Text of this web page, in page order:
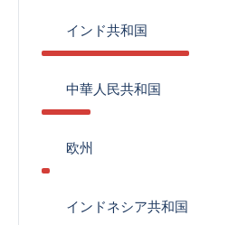
インド共和国
中華人民共和国
欧州
インドネシア共和国